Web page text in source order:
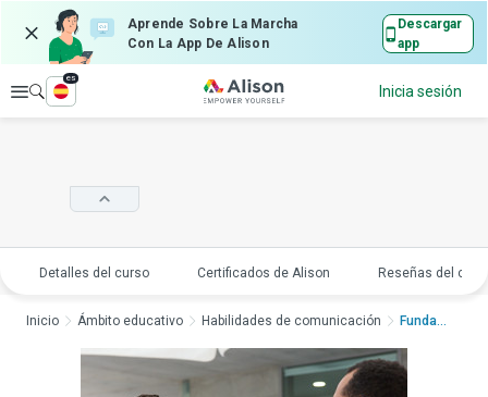
Aprende Sobre La Marcha
Con La App De Alison
Descargar
app
Explorar
es
Inicia sesión
Detalles del curso Certificados de Alison Reseñas del
Inicio Ámbito educativo Habilidades de comunicación Fundamentos de una c...